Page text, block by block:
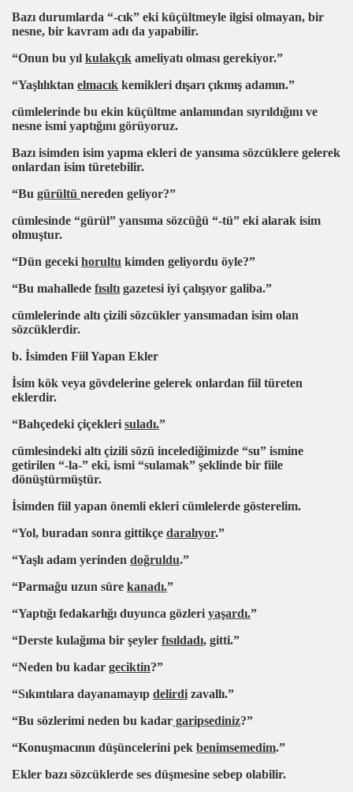
Bazı durumlarda “-cık” eki küçültmeyle ilgisi olmayan, bir
nesne, bir kavram adı da yapabilir.
“Onun bu yıl kulakçık ameliyatı olması gerekiyor.”
“Yaşlılıktan elmacık kemikleri dışarı çıkmış adamın.”
cümlelerinde bu ekin küçültme anlamından sıyrıldığını ve
nesne ismi yaptığını görüyoruz.
Bazı isimden isim yapma ekleri de yansıma sözcüklere gelerek
onlardan isim türetebilir.
“Bu gürültü nereden geliyor?”
cümlesinde “gürül” yansıma sözcüğü “-tü” eki alarak isim
olmuştur.
“Dün geceki horultu kimden geliyordu öyle?”
“Bu mahallede fısıltı gazetesi iyi çalışıyor galiba.”
cümlelerinde altı çizili sözcükler yansımadan isim olan
sözcüklerdir.
b. İsimden Fiil Yapan Ekler
İsim kök veya gövdelerine gelerek onlardan fiil türeten
eklerdir.
“Bahçedeki çiçekleri suladı.”
cümlesindeki altı çizili sözü incelediğimizde “su” ismine
getirilen “-la-” eki, ismi “sulamak” şeklinde bir fiile
dönüştürmüştür.
İsimden fiil yapan önemli ekleri cümlelerde gösterelim.
“Yol, buradan sonra gittikçe daralıyor.”
“Yaşlı adam yerinden doğruldu.”
“Parmağu uzun süre kanadı.”
“Yaptığı fedakarlığı duyunca gözleri yaşardı.”
“Derste kulağıma bir şeyler fısıldadı, gitti.”
“Neden bu kadar geciktin?”
“Sıkıntılara dayanamayıp delirdi zavallı.”
“Bu sözlerimi neden bu kadar garipsediniz?”
“Konuşmacının düşüncelerini pek benimsemedim.”
Ekler bazı sözcüklerde ses düşmesine sebep olabilir.
işlemi
işlemleri